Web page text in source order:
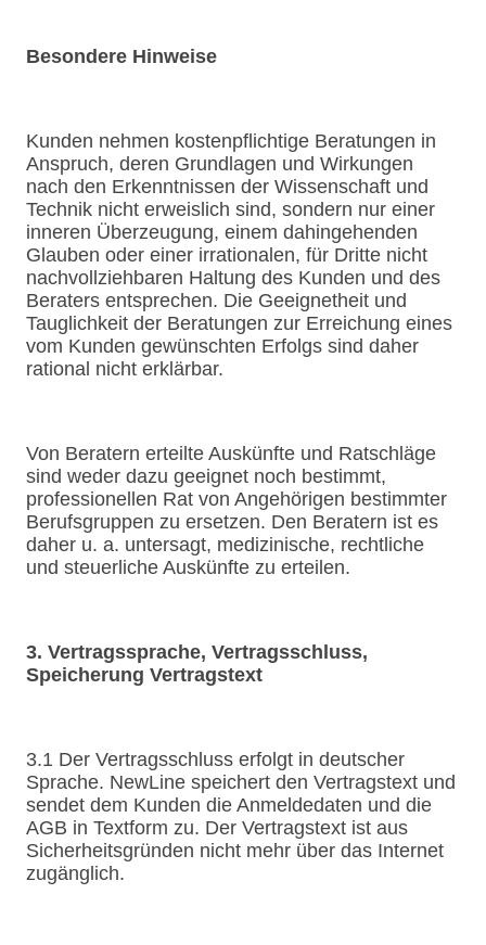
Besondere Hinweise
Kunden nehmen kostenpflichtige Beratungen in
Anspruch, deren Grundlagen und Wirkungen
nach den Erkenntnissen der Wissenschaft und
Technik nicht erweislich sind, sondern nur einer
inneren Überzeugung, einem dahingehenden
Glauben oder einer irrationalen, für Dritte nicht
nachvollziehbaren Haltung des Kunden und des
Beraters entsprechen. Die Geeignetheit und
Tauglichkeit der Beratungen zur Erreichung eines
vom Kunden gewünschten Erfolgs sind daher
rational nicht erklärbar.
Von Beratern erteilte Auskünfte und Ratschläge
sind weder dazu geeignet noch bestimmt,
professionellen Rat von Angehörigen bestimmter
Berufsgruppen zu ersetzen. Den Beratern ist es
daher u. a. untersagt, medizinische, rechtliche
und steuerliche Auskünfte zu erteilen.
3. Vertragssprache, Vertragsschluss,
Speicherung Vertragstext
3.1 Der Vertragsschluss erfolgt in deutscher
Sprache. NewLine speichert den Vertragstext und
sendet dem Kunden die Anmeldedaten und die
AGB in Textform zu. Der Vertragstext ist aus
Sicherheitsgründen nicht mehr über das Internet
zugänglich.